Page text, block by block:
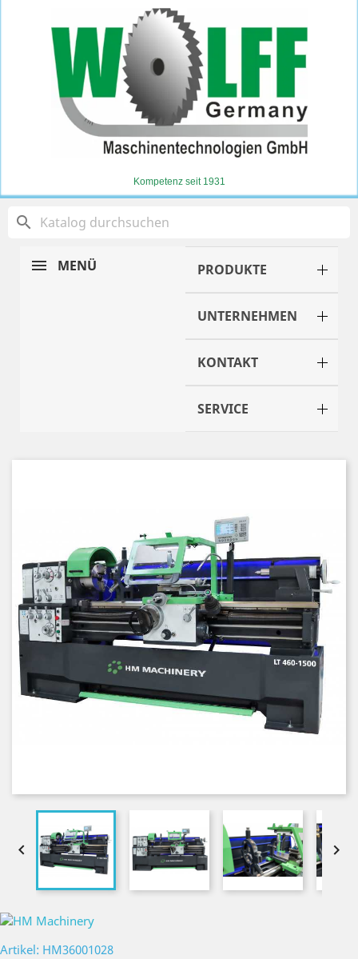
Kompetenz seit 1931
search
MENÜ PRODUKTE
UNTERNEHMEN
KONTAKT
SERVICE
 
Artikel: HM36001028